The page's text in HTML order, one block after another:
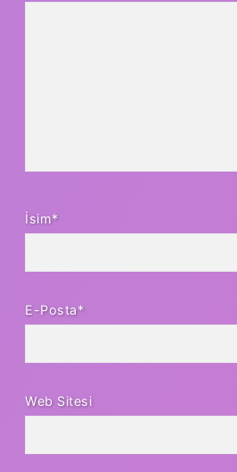
İsim*
E-Posta*
Web Sitesi